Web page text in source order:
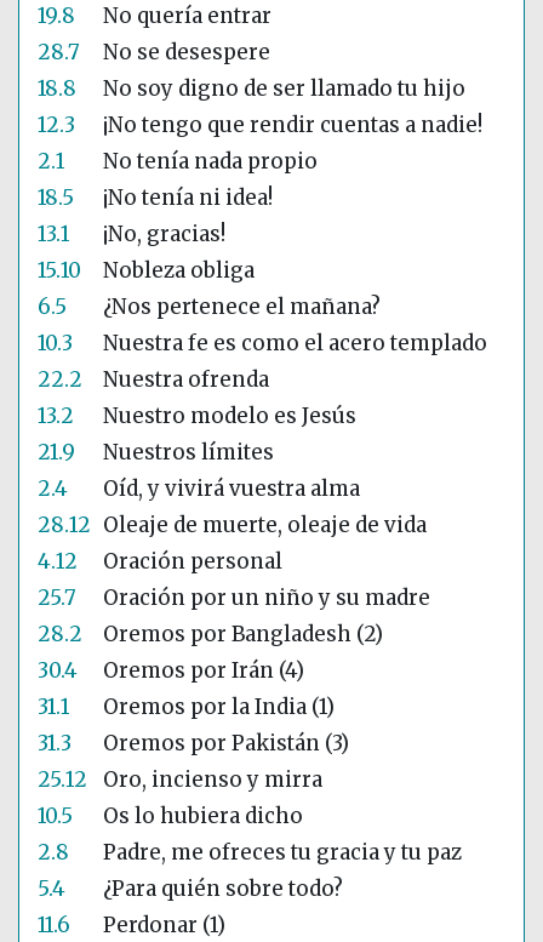
19.8
No quería entrar
28.7
No se desespere
18.8
No soy digno de ser llamado tu hijo
12.3
¡No tengo que rendir cuentas a nadie!
2.1
No tenía nada propio
18.5
¡No tenía ni idea!
13.1
¡No, gracias!
15.10
Nobleza obliga
6.5
¿Nos pertenece el mañana?
10.3
Nuestra fe es como el acero templado
22.2
Nuestra ofrenda
13.2
Nuestro modelo es Jesús
21.9
Nuestros límites
2.4
Oíd, y vivirá vuestra alma
28.12 Oleaje de muerte, oleaje de vida
4.12
Oración personal
25.7
Oración por un niño y su madre
28.2
Oremos por Bangladesh (2)
30.4
Oremos por Irán (4)
31.1
Oremos por la India (1)
31.3
Oremos por Pakistán (3)
25.12
Oro, incienso y mirra
10.5
Os lo hubiera dicho
2.8
Padre, me ofreces tu gracia y tu paz
5.4
¿Para quién sobre todo?
11.6
Perdonar (1)